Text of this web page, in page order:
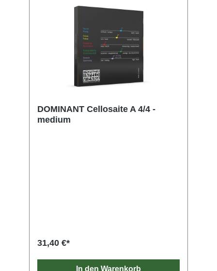
DOMINANT Cellosaite A 4/4 -
medium
31,40 €*
In den Warenkorb